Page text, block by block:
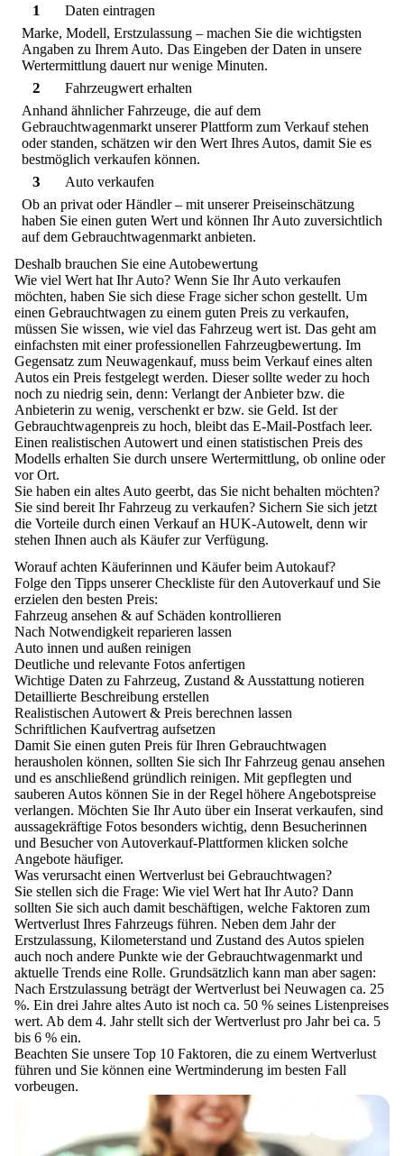
1
Daten eintragen
Marke, Modell, Erstzulassung – machen Sie die wichtigsten
Angaben zu Ihrem Auto. Das Eingeben der Daten in unsere
Wertermittlung dauert nur wenige Minuten.
2
Fahrzeugwert erhalten
Anhand ähnlicher Fahrzeuge, die auf dem
Gebrauchtwagenmarkt unserer Plattform zum Verkauf stehen
oder standen, schätzen wir den Wert Ihres Autos, damit Sie es
bestmöglich verkaufen können.
3
Auto verkaufen
Ob an privat oder Händler – mit unserer Preiseinschätzung
haben Sie einen guten Wert und können Ihr Auto zuversichtlich
auf dem Gebrauchtwagenmarkt anbieten.
Deshalb brauchen Sie eine Autobewertung
Wie viel Wert hat Ihr Auto? Wenn Sie Ihr Auto verkaufen
möchten, haben Sie sich diese Frage sicher schon gestellt. Um
einen Gebrauchtwagen zu einem guten Preis zu verkaufen,
müssen Sie wissen, wie viel das Fahrzeug wert ist. Das geht am
einfachsten mit einer professionellen Fahrzeugbewertung. Im
Gegensatz zum Neuwagenkauf, muss beim Verkauf eines alten
Autos ein Preis festgelegt werden. Dieser sollte weder zu hoch
noch zu niedrig sein, denn: Verlangt der Anbieter bzw. die
Anbieterin zu wenig, verschenkt er bzw. sie Geld. Ist der
Gebrauchtwagenpreis zu hoch, bleibt das E-Mail-Postfach leer.
Einen realistischen Autowert und einen statistischen Preis des
Modells erhalten Sie durch unsere Wertermittlung, ob online oder
vor Ort.
Sie haben ein altes Auto geerbt, das Sie nicht behalten möchten?
Sie sind bereit Ihr Fahrzeug zu verkaufen? Sichern Sie sich jetzt
die Vorteile durch einen Verkauf an HUK-Autowelt, denn wir
stehen Ihnen auch als Käufer zur Verfügung.
Worauf achten Käuferinnen und Käufer beim Autokauf?
Folge den Tipps unserer Checkliste für den Autoverkauf und Sie
erzielen den besten Preis:
Fahrzeug ansehen & auf Schäden kontrollieren
Nach Notwendigkeit reparieren lassen
Auto innen und außen reinigen
Deutliche und relevante Fotos anfertigen
Wichtige Daten zu Fahrzeug, Zustand & Ausstattung notieren
Detaillierte Beschreibung erstellen
Realistischen Autowert & Preis berechnen lassen
Schriftlichen Kaufvertrag aufsetzen
Damit Sie einen guten Preis für Ihren Gebrauchtwagen
herausholen können, sollten Sie sich Ihr Fahrzeug genau ansehen
und es anschließend gründlich reinigen. Mit gepflegten und
sauberen Autos können Sie in der Regel höhere Angebotspreise
verlangen. Möchten Sie Ihr Auto über ein Inserat verkaufen, sind
aussagekräftige Fotos besonders wichtig, denn Besucherinnen
und Besucher von Autoverkauf-Plattformen klicken solche
Angebote häufiger.
Was verursacht einen Wertverlust bei Gebrauchtwagen?
Sie stellen sich die Frage: Wie viel Wert hat Ihr Auto? Dann
sollten Sie sich auch damit beschäftigen, welche Faktoren zum
Wertverlust Ihres Fahrzeugs führen. Neben dem Jahr der
Erstzulassung, Kilometerstand und Zustand des Autos spielen
auch noch andere Punkte wie der Gebrauchtwagenmarkt und
aktuelle Trends eine Rolle. Grundsätzlich kann man aber sagen:
Nach Erstzulassung beträgt der Wertverlust bei Neuwagen ca. 25
%. Ein drei Jahre altes Auto ist noch ca. 50 % seines Listenpreises
wert. Ab dem 4. Jahr stellt sich der Wertverlust pro Jahr bei ca. 5
bis 6 % ein.
Beachten Sie unsere Top 10 Faktoren, die zu einem Wertverlust
führen und Sie können eine Wertminderung im besten Fall
vorbeugen.